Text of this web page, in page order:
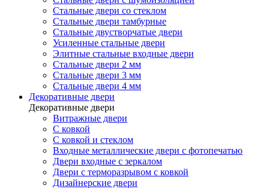
Стальные двери со стеклом
Стальные двери тамбурные
Стальные двустворчатые двери
Усиленные стальные двери
Элитные стальные входные двери
Стальные двери 2 мм
Стальные двери 3 мм
Стальные двери 4 мм
Декоративные двери
Декоративные двери
Витражные двери
С ковкой
С ковкой и стеклом
Входные металлические двери с фотопечатью
Двери входные с зеркалом
Двери с терморазрывом с ковкой
Дизайнерские двери